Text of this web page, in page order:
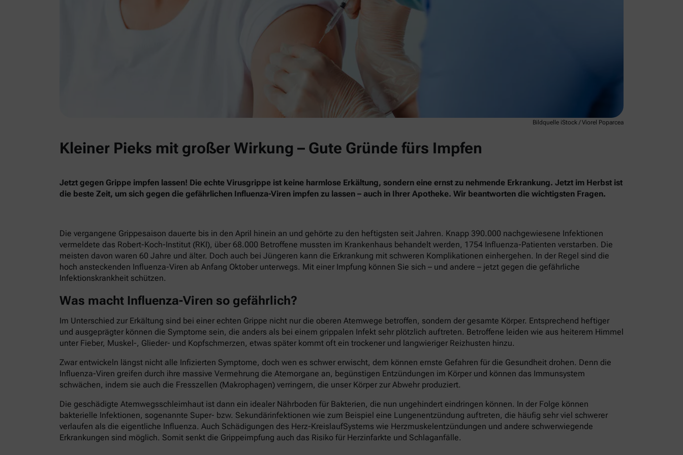
Bildquelle iStock / Viorel Poparcea
Kleiner Pieks mit großer Wirkung – Gute Gründe fürs Impfen
Jetzt gegen Grippe impfen lassen! Die echte Virusgrippe ist keine harmlose Erkältung, sondern eine ernst zu nehmende Erkrankung. Jetzt im Herbst ist
die beste Zeit, um sich gegen die gefährlichen Influenza-Viren impfen zu lassen – auch in Ihrer Apotheke. Wir beantworten die wichtigsten Fragen.
Die vergangene Grippesaison dauerte bis in den April hinein an und gehörte zu den heftigsten seit Jahren. Knapp 390.000 nachgewiesene Infektionen
vermeldete das Robert-Koch-Institut (RKI), über 68.000 Betroffene mussten im Krankenhaus behandelt werden, 1754 Influenza-Patienten verstarben. Die
meisten davon waren 60 Jahre und älter. Doch auch bei Jüngeren kann die Erkrankung mit schweren Komplikationen einhergehen. In der Regel sind die
hoch ansteckenden Influenza-Viren ab Anfang Oktober unterwegs. Mit einer Impfung können Sie sich – und andere – jetzt gegen die gefährliche
Infektionskrankheit schützen.
Was macht Influenza-Viren so gefährlich?
Im Unterschied zur Erkältung sind bei einer echten Grippe nicht nur die oberen Atemwege betroffen, sondern der gesamte Körper. Entsprechend heftiger
und ausgeprägter können die Symptome sein, die anders als bei einem grippalen Infekt sehr plötzlich auftreten. Betroffene leiden wie aus heiterem Himmel
unter Fieber, Muskel-, Glieder- und Kopfschmerzen, etwas später kommt oft ein trockener und langwieriger Reizhusten hinzu.
Zwar entwickeln längst nicht alle Infizierten Symptome, doch wen es schwer erwischt, dem können ernste Gefahren für die Gesundheit drohen. Denn die
Influenza-Viren greifen durch ihre massive Vermehrung die Atemorgane an, begünstigen Entzündungen im Körper und können das Immunsystem
schwächen, indem sie auch die Fresszellen (Makrophagen) verringern, die unser Körper zur Abwehr produziert.
Die geschädigte Atemwegsschleimhaut ist dann ein idealer Nährboden für Bakterien, die nun ungehindert eindringen können. In der Folge können
bakterielle Infektionen, sogenannte Super- bzw. Sekundärinfektionen wie zum Beispiel eine Lungenentzündung auftreten, die häufig sehr viel schwerer
verlaufen als die eigentliche Influenza. Auch Schädigungen des Herz-KreislaufSystems wie Herzmuskelentzündungen und andere schwerwiegende
Erkrankungen sind möglich. Somit senkt die Grippeimpfung auch das Risiko für Herzinfarkte und Schlaganfälle.